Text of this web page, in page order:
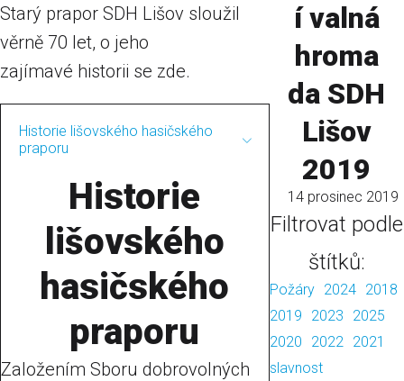
Starý prapor SDH Lišov sloužil
věrně 70 let, o jeho
zajímavé historii se zde.
Historie lišovského hasičského
praporu
Historie
lišovského
hasičského
praporu
Založením Sboru dobrovolných
í valná
hroma
da SDH
Lišov
2019
14 prosinec 2019
Filtrovat podle
štítků:
Požáry 2024 2018
2019
2023
2025
2020
2022 2021
slavnost